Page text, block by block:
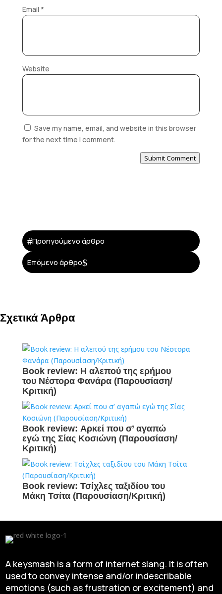
Email *
Website
Save my name, email, and website in this browser
for the next time I comment.
Submit Comment
#Προηγούμενο άρθρο
Επόμενο άρθρο$
Σχετικά Άρθρα
Book review: Η αλεπού της ερήμου
του Νέστορα Φανάρα (Παρουσίαση/
Κριτική)
Book review: Αρκεί που σ’ αγαπώ
εγώ της Σίας Κοσιώνη (Παρουσίαση/
Κριτική)
Book review: Τσίχλες ταξιδίου του
Μάκη Τσίτα (Παρουσίαση/Κριτική)
A keysmash is a form of internet slang. It is often
used to convey intense and/or indescribable
emotions (such as frustration or excitement) and